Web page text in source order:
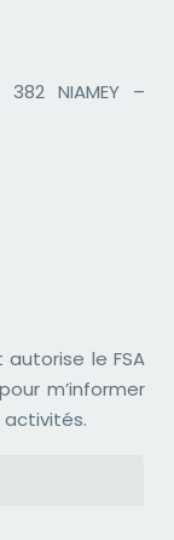
NIAMEY –
le FSA
m’informer